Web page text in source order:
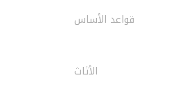
قواعد الأساس
الأثاث